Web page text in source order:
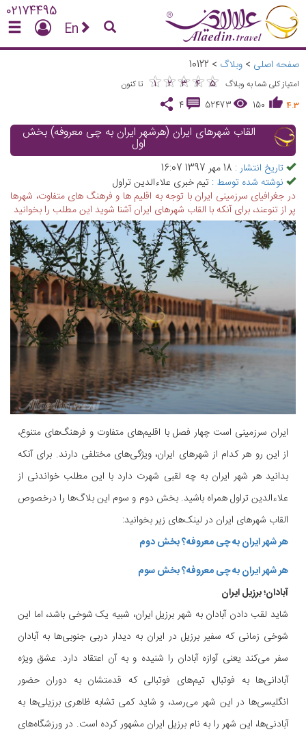
02174495
En
صفحه اصلی > وبلاگ >
10122
امتیاز کلی شما به وبلاگ ★
1 ★
2 ★
3 ★
4 ★
5
★★★★★
تا کنون
4.3
150
52473
4
القاب شهرهای ایران (هرشهر ایران به چی معروفه) بخش
اول
تاریخ انتشار : 18 مهر 1397 16:07
نوشته شده توسط : تیم خبری علاءالدین تراول
در جغرافیای سرزمینی ایران با توجه به اقلیم ها و فرهنگ های متفاوت، شهرها
پر از تنوعند، برای آنکه با القاب شهرهای ایران آشنا شوید این مطلب را بخوانید
ایران سرزمینی است چهار فصل با اقلیم‌های متفاوت و فرهنگ‌های متنوع،
از این رو هر کدام از شهرهای ایران، ویژگی‌های مختلفی دارند. برای آنکه
بدانید هر شهر ایران به چه لقبی شهرت دارد با این مطلب خواندنی از
علاءالدین تراول همراه باشید. بخش دوم و سوم این بلاگ‌ها را درخصوص
القاب شهرهای ایران در لینک‌های زیر بخوانید:
هر شهر ایران به چی معروفه؟ بخش دوم
هر شهر ایران به چی معروفه؟ بخش سوم
آبادان؛ برزیل ایران
شاید لقب دادن آبادان به شهر برزیل ایران، شبیه یک شوخی باشد، اما این
شوخی زمانی که سفیر برزیل در ایران به دیدار دربی جنوبی‌ها به آبادان
سفر می‌کند یعنی آوازه آبادان را شنیده و به آن اعتقاد دارد. عشق ویژه
آبادانی‌ها به فوتبال، تیم‌های فوتبالی که قدمتشان به دوران حضور
انگلیسی‌ها در این شهر می‌رسد، و شاید کمی تشابه ظاهری برزیلی‌ها به
آبادنی‌ها، این شهر را به نام برزیل ایران مشهور کرده است. در ورزشگاه‌های